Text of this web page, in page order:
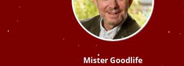
Mister Goodlife